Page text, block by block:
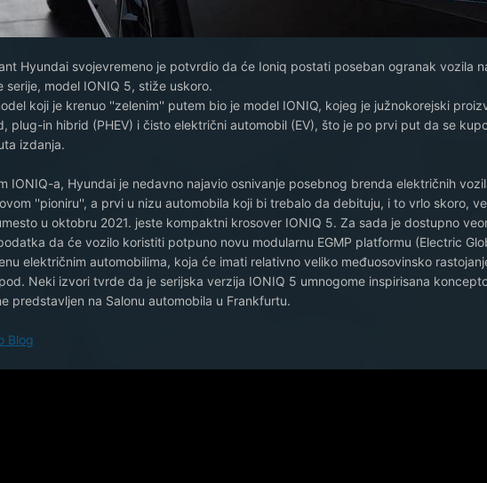
Hyundai svojevremeno je potvrdio da će Ioniq postati poseban ogranak vozila
serije, model IONIQ 5, stiže uskoro.
koji je krenuo ''zelenim'' putem bio je model IONIQ, kojeg je južnokorejski
plug-in hibrid (PHEV) i čisto električni automobil (EV), što je po prvi put da se
izdanja.
IONIQ-a, Hyundai je nedavno najavio osnivanje posebnog brenda električnih
''pioniru'', a prvi u nizu automobila koji bi trebalo da debituju, i to vrlo skoro,
u oktobru 2021. jeste kompaktni krosover IONIQ 5. Za sada je dostupno
da će vozilo koristiti potpuno novu modularnu EGMP platformu (Electric
električnim automobilima, koja će imati relativno veliko međuosovinsko
Neki izvori tvrde da je serijska verzija IONIQ 5 umnogome inspirisana
predstavljen na Salonu automobila u Frankfurtu.
Blog